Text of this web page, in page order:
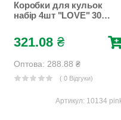
Коробки для кульок
набір 4шт "LOVE" 30 х
Unison (10134 pink)
321.08 ₴
Оптова: 288.88 ₴
( 0 Відгуки)
Артикул: 10134